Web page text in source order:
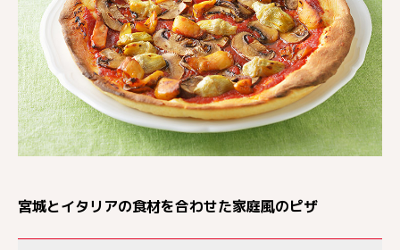
宮城とイタリアの食材を合わせた家庭風のピザ